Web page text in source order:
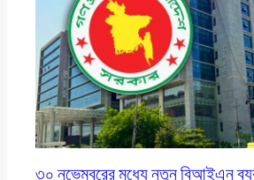
৩০ নভেম্বরের মধ্যে নতুন বিআইএন